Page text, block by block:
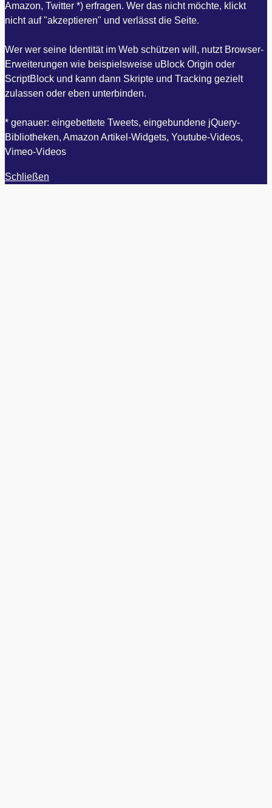
Amazon, Twitter *) erfragen. Wer das nicht möchte, klickt
nicht auf "akzeptieren" und verlässt die Seite.
Wer wer seine Identität im Web schützen will, nutzt Browser-
Erweiterungen wie beispielsweise uBlock Origin oder
ScriptBlock und kann dann Skripte und Tracking gezielt
zulassen oder eben unterbinden.
* genauer: eingebettete Tweets, eingebundene jQuery-
Bibliotheken, Amazon Artikel-Widgets, Youtube-Videos,
Vimeo-Videos
Schließen